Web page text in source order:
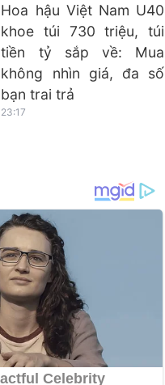
Hoa hậu Việt Nam U40
khoe túi 730 triệu, túi
tiền tỷ sắp về: Mua
không nhìn giá, đa số
bạn trai trả
23:17